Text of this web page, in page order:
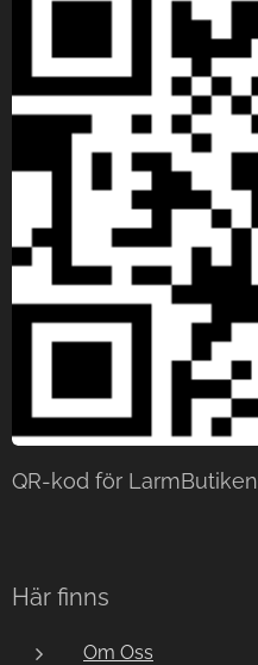
QR-kod för LarmButiken
Här finns
Om Oss